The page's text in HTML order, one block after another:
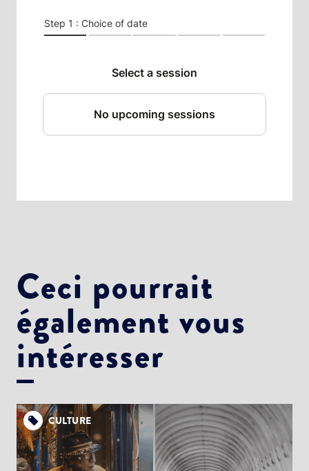
Ceci pourrait
également vous
intéresser
CULTURE
Choisissez votre abonnement :
Alertes Mail
Newsletter Culture
Newsletter Sport et Vie associative